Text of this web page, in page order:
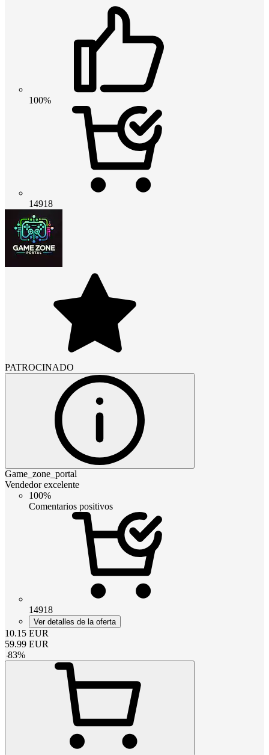
100%
14918
PATROCINADO
Game_zone_portal
Vendedor excelente
100%
Comentarios positivos
14918
Ver detalles de la oferta
10.15 EUR
59.99 EUR
-83%